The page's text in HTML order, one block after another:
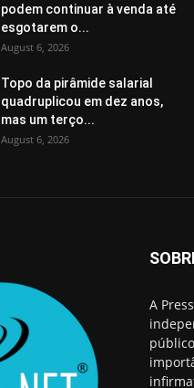
podem continuar à venda até
esgotarem o...
August 6, 2026
Topo da pirâmide salarial
quadruplicou em dez anos,
mas um terço...
August 6, 2026
A